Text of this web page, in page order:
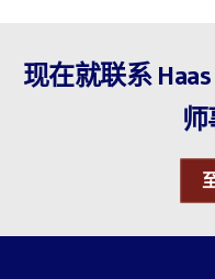
现在就联系
师